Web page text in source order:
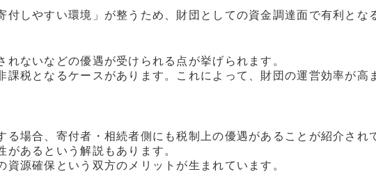
しやすい環境」が整うため、財団としての資金調達面で有利とな
ないなどの優遇が受けられる点が挙げられます。
税となるケースがあります。これによって、財団の運営効率が高
場合、寄付者・相続者側にも税制上の優遇があることが紹介され
あるという解説もあります。
源確保という双方のメリットが生まれています。